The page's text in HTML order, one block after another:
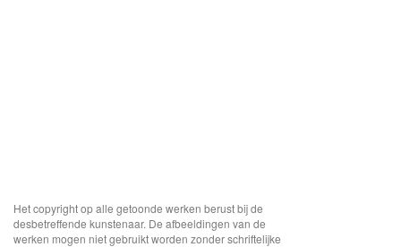
Het copyright op alle getoonde werken berust bij de
desbetreffende kunstenaar. De afbeeldingen van de
werken mogen niet gebruikt worden zonder schriftelijke